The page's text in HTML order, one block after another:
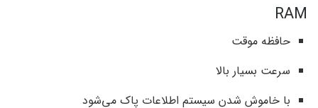
RAM
حافظه موقت
سرعت بسیار بالا
با خاموش شدن سیستم اطلاعات پاک می‌شود